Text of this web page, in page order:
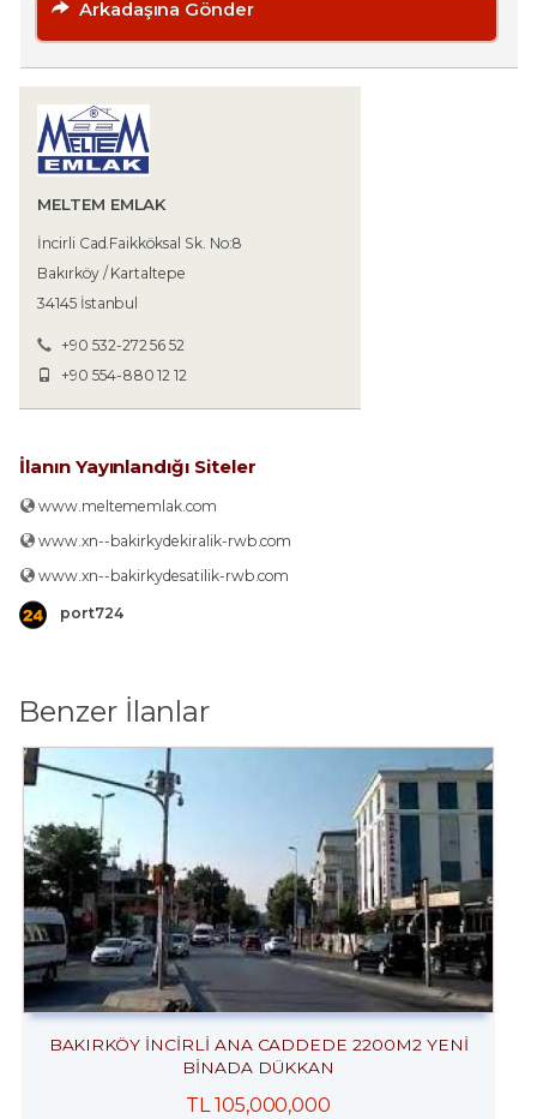
Arkadaşına Gönder
MELTEM EMLAK
İncirli Cad.Faikköksal Sk. No:8
Bakırköy / Kartaltepe
34145 İstanbul
+90 532-272 56 52
+90 554-880 12 12
İlanın Yayınlandığı Siteler
www.meltememlak.com
www.xn--bakirkydekiralik-rwb.com
www.xn--bakirkydesatilik-rwb.com
port724
Benzer İlanlar
BAKIRKÖY İNCİRLİ ANA CADDEDE 2200M2 YENİ
BİNADA DÜKKAN
TL105,000,000